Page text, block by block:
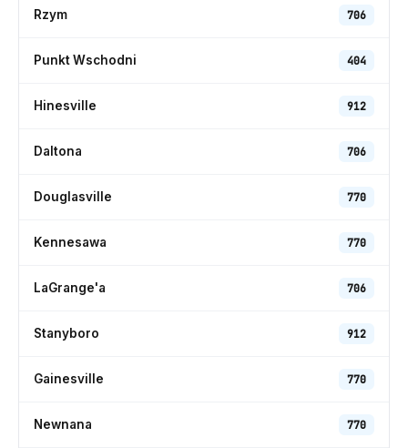
Rzym 706
Punkt Wschodni 404
Hinesville 912
Daltona 706
Douglasville 770
Kennesawa 770
LaGrange'a 706
Stanyboro 912
Gainesville 770
Newnana 770